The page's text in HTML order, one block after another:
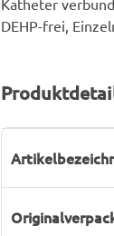
DEHP-frei,